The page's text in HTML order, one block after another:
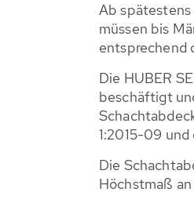
Ab spätestens
müssen bis
entsprechend
Die HUBER
beschäftigt
1:2015-09
Die
Höchstmaß